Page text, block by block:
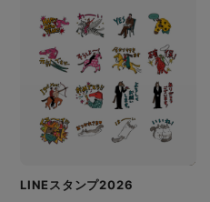
LINEスタンプ2026